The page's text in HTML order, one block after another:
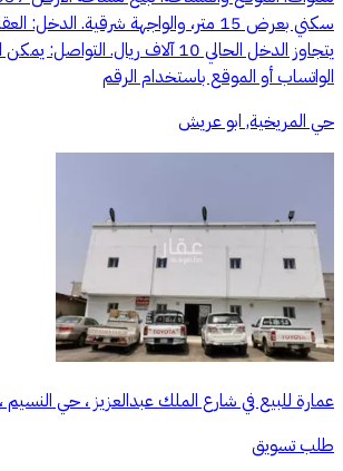
سكني بعرض 15 متر، والواجهة شرقية.
يتجاوز الدخل الحالي 10 آلاف ريال.
الواتساب أو الموقع باستخدام الرقم
حي المريخية, ابو عريش
عمارة للبيع في شارع الملك عبدالعزيز ، حي
طلب تسويق